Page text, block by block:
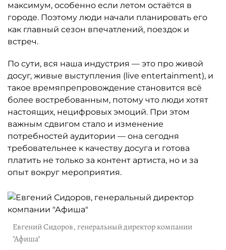
максимум, особенно если летом остаётся в
городе. Поэтому люди начали планировать его
как главный сезон впечатлений, поездок и
встреч.
По сути, вся наша индустрия — это про живой
досуг, живые выступления (live entertainment), и
такое времяпрепровождение становится всё
более востребованным, потому что люди хотят
настоящих, нецифровых эмоций. При этом
важным сдвигом стало и изменение
потребностей аудитории — она сегодня
требовательнее к качеству досуга и готова
платить не только за контент артиста, но и за
опыт вокруг мероприятия.
Евгений Сидоров, генеральный директор компании
"Афиша"